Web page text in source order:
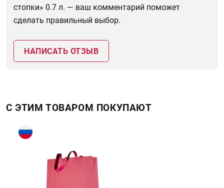
стопки» 0.7 л. — ваш комментарий поможет
сделать правильный выбор.
НАПИСАТЬ ОТЗЫВ
С ЭТИМ ТОВАРОМ ПОКУПАЮТ